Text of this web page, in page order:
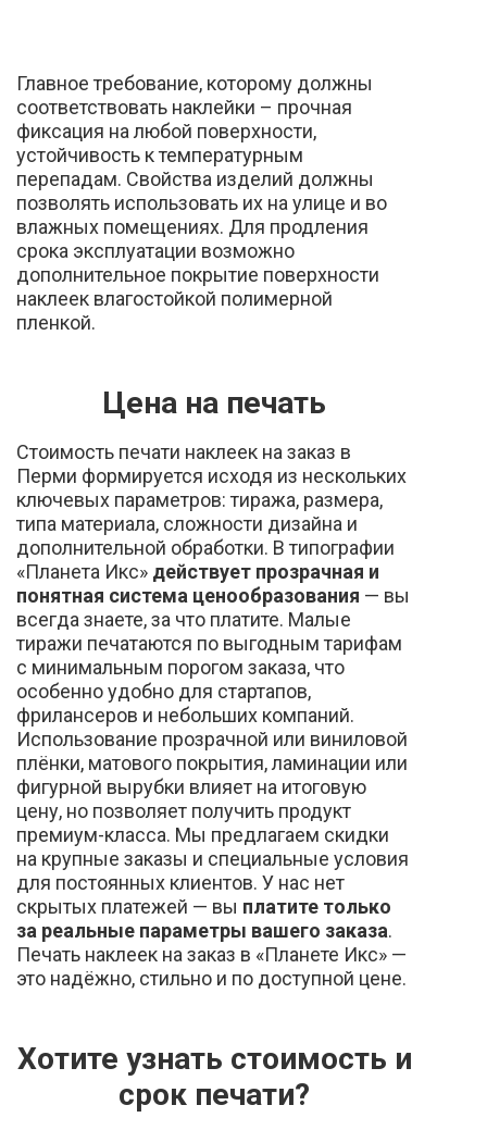
Главное требование, которому должны
соответствовать наклейки – прочная
фиксация на любой поверхности,
устойчивость к температурным
перепадам. Свойства изделий должны
позволять использовать их на улице и во
влажных помещениях. Для продления
срока эксплуатации возможно
дополнительное покрытие поверхности
наклеек влагостойкой полимерной
пленкой.
Цена на печать
Стоимость печати наклеек на заказ в
Перми формируется исходя из нескольких
ключевых параметров: тиража, размера,
типа материала, сложности дизайна и
дополнительной обработки. В типографии
«Планета Икс» действует прозрачная и
понятная система ценообразования — вы
всегда знаете, за что платите. Малые
тиражи печатаются по выгодным тарифам
с минимальным порогом заказа, что
особенно удобно для стартапов,
фрилансеров и небольших компаний.
Использование прозрачной или виниловой
плёнки, матового покрытия, ламинации или
фигурной вырубки влияет на итоговую
цену, но позволяет получить продукт
премиум-класса. Мы предлагаем скидки
на крупные заказы и специальные условия
для постоянных клиентов. У нас нет
скрытых платежей — вы платите только
за реальные параметры вашего заказа.
Печать наклеек на заказ в «Планете Икс» —
это надёжно, стильно и по доступной цене.
Хотите узнать стоимость и
срок печати?